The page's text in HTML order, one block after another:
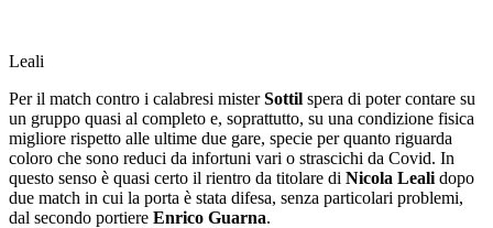
Leali
Per il match contro i calabresi misterSottil spera di poter contare su
un gruppo quasi al completo e, soprattutto, su una condizione fisica
migliore rispetto alle ultime due gare, specie per quanto riguarda
coloro che sono reduci da infortuni vari o strascichi da Covid. In
questo senso è quasi certo il rientro da titolare di Nicola Leali dopo
due match in cui la porta è stata difesa, senza particolari problemi,
dal secondo portiere Enrico Guarna.